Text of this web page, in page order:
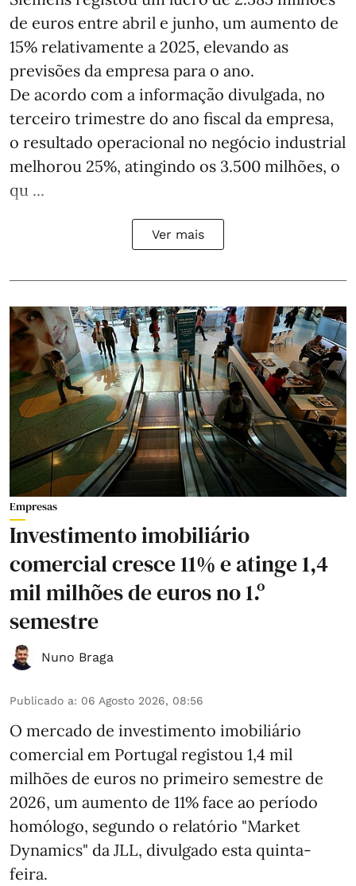
de euros entre abril e junho, um aumento de
15% relativamente a 2025, elevando as
previsões da empresa para o ano.
De acordo com a informação divulgada, no
terceiro trimestre do ano fiscal da empresa,
o resultado operacional no negócio industrial
melhorou 25%, atingindo os 3.500 milhões, o
qu ...
Ver mais
Empresas
Investimento imobiliário
comercial cresce 11% e atinge 1,4
mil milhões de euros no 1.º
semestre
Nuno Braga
Publicado a: 06 Agosto 2026, 08:56
O mercado de investimento imobiliário
comercial em Portugal registou 1,4 mil
milhões de euros no primeiro semestre de
2026, um aumento de 11% face ao período
homólogo, segundo o relatório "Market
Dynamics" da JLL, divulgado esta quinta-
feira.